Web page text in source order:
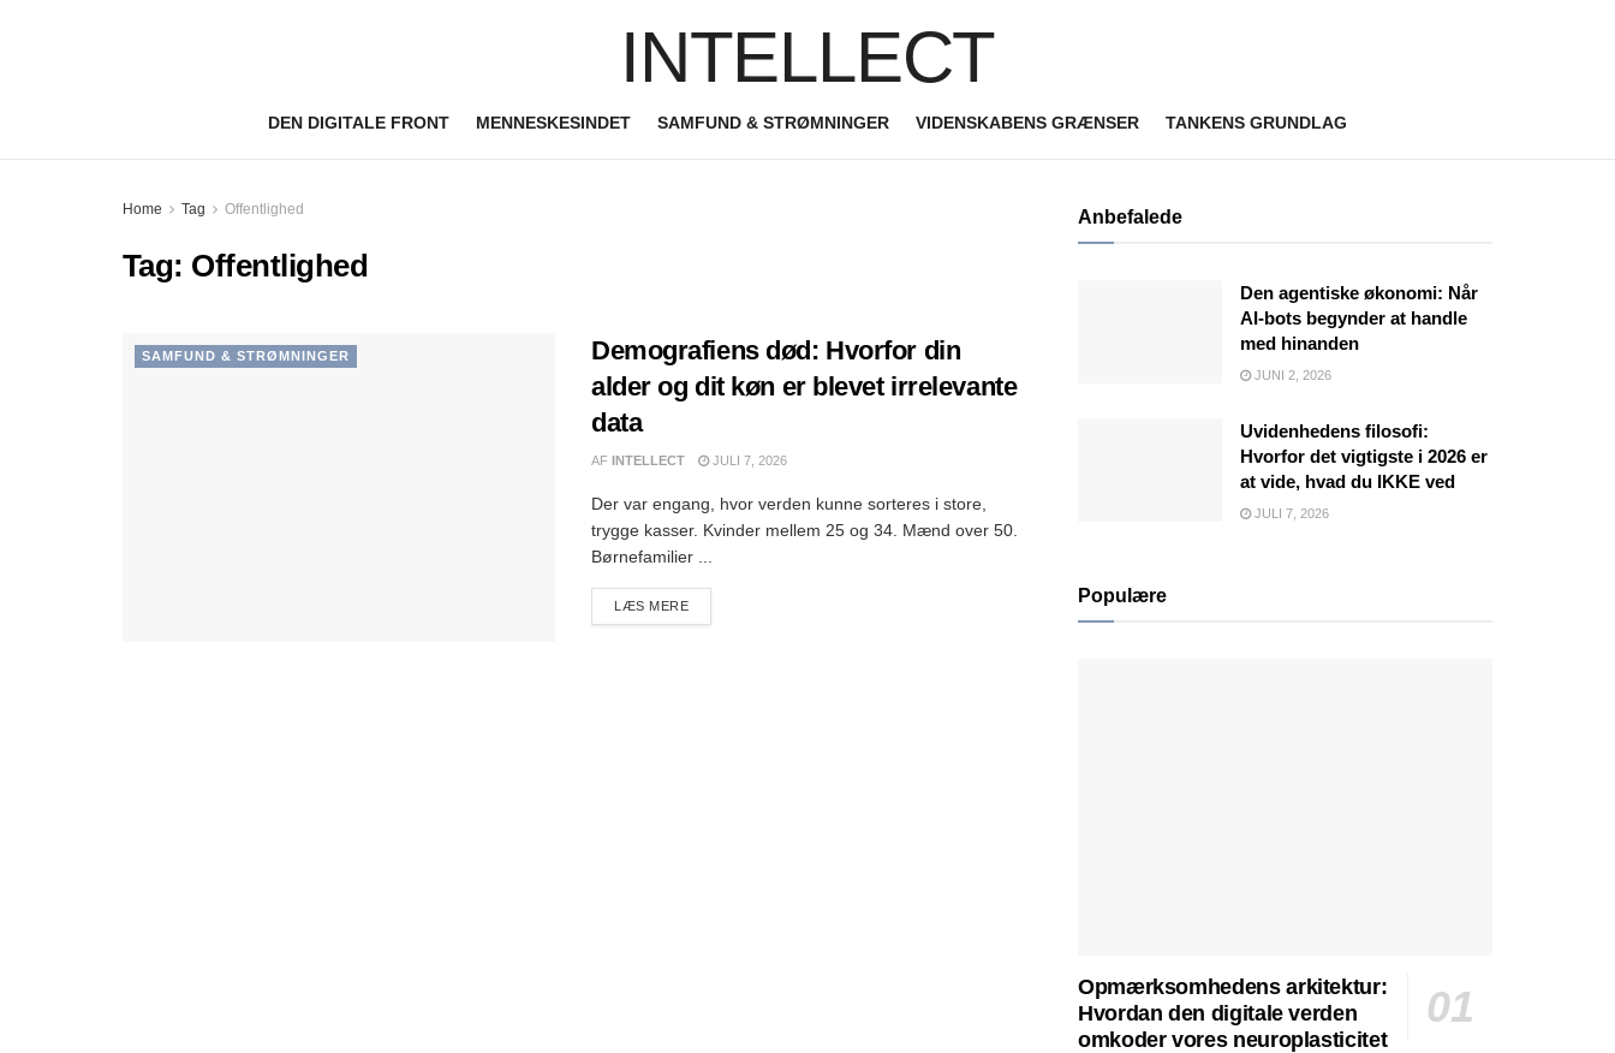
INTELLECT
DEN DIGITALE FRONT MENNESKESINDET SAMFUND & STRØMNINGER VIDENSKABENS GRÆNSER TANKENS GRUNDLAG
Home Tag Offentlighed
Tag: Offentlighed
SAMFUND & STRØMNINGER
Demografiens død: Hvorfor din
alder og dit køn er blevet irrelevante
data
AF INTELLECT JULI 7, 2026
Der var engang, hvor verden kunne sorteres i store,
trygge kasser. Kvinder mellem 25 og 34. Mænd over 50.
Børnefamilier ...
LÆS MEREDETAILS
Anbefalede
Den agentiske økonomi: Når
AI-bots begynder at handle
med hinanden
JUNI 2, 2026
Uvidenhedens filosofi:
Hvorfor det vigtigste i 2026 er
at vide, hvad du IKKE ved
JULI 7, 2026
Populære
Opmærksomhedens arkitektur:
Hvordan den digitale verden
omkoder vores neuroplasticitet